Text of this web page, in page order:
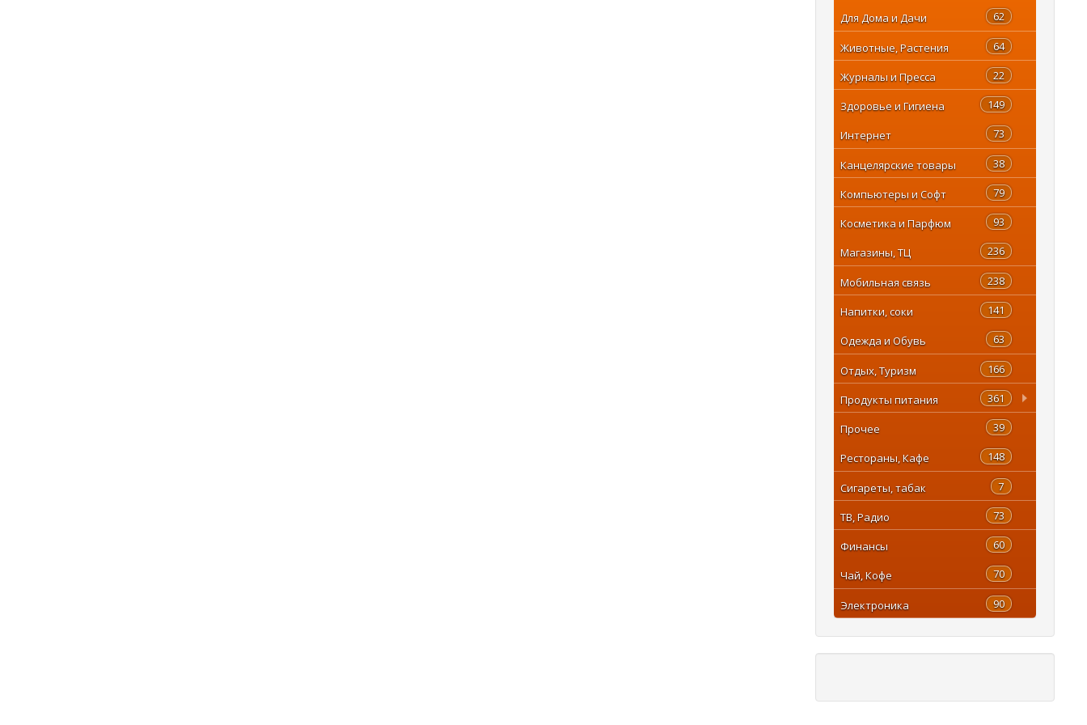
62
Для Дома и Дачи
64
Животные, Растения
22
Журналы и Пресса
149
Здоровье и Гигиена
73
Интернет
38
Канцелярские товары
79
Компьютеры и Софт
93
Косметика и Парфюм
236
Магазины, ТЦ
238
Мобильная связь
141
Напитки, соки
63
Одежда и Обувь
166
Отдых, Туризм
361
Продукты питания
39
Прочее
148
Рестораны, Кафе
7
Сигареты, табак
73
ТВ, Радио
60
Финансы
70
Чай, Кофе
90
Электроника